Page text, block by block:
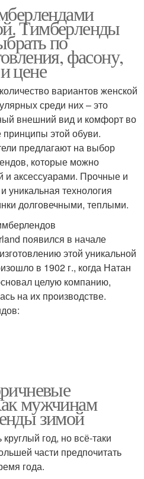
Тимберленды
по
фасону,
цене
вариантов женской
среди них – это
внешний вид и комфорт во
этой обуви.
предлагают на выбор
которые можно
и аксессуарами. Прочные и
уникальная технология
долговечными, теплыми.
появился в начале
этой уникальной
в 1902 г., когда Натан
целую компанию,
на их производстве.
мужчинам
зимой
год, но всё-таки
части предпочитать
года.